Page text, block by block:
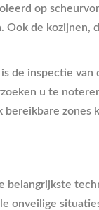
op
de
is de inspectie van
u te
bereikbare
onveilige